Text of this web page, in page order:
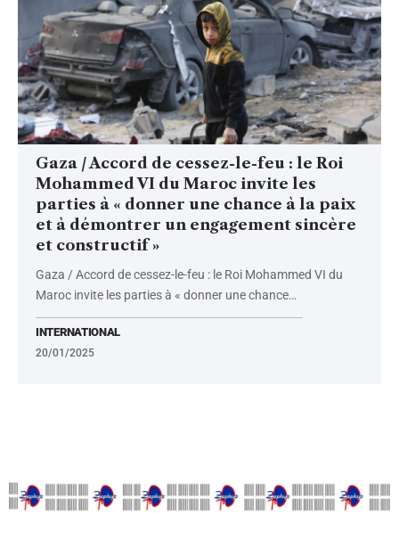
Gaza / Accord de cessez-le-feu : le Roi
Mohammed VI du Maroc invite les
parties à « donner une chance à la paix
et à démontrer un engagement sincère
et constructif »
Gaza / Accord de cessez-le-feu : le Roi Mohammed VI du
Maroc invite les parties à « donner une chance…
INTERNATIONAL
20/01/2025